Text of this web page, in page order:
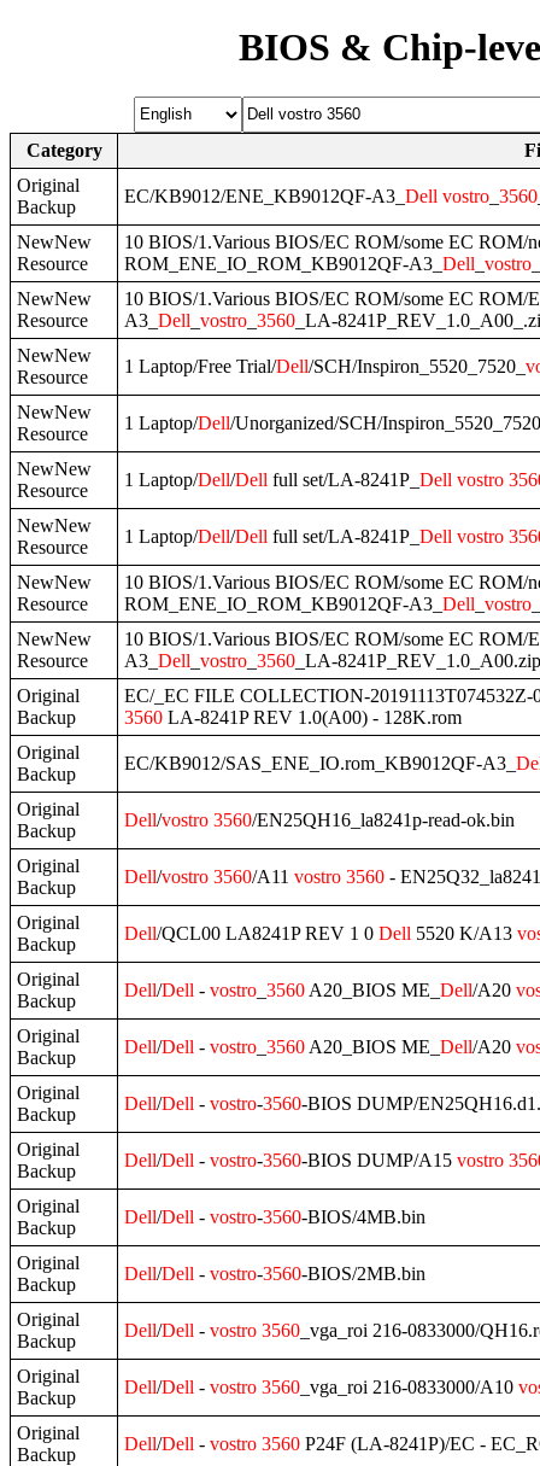
BIOS & Chip-
Category
Original
Backup
EC/KB9012/ENE_KB9012QF-A3_ Dell vostro 3560
NewNew
Resource
10 BIOS/1.Various BIOS/EC ROM/some EC
ROM_ENE_IO_ROM_KB9012QF-A3_ Dell vostro
NewNew
Resource
10 BIOS/1.Various BIOS/EC ROM/some EC
A3_ Dell vostro 3560 _LA-
NewNew
Resource
1 Laptop/Free Trial/Dell/SCH/Inspiron_5520_7520_
NewNew
Resource
1 Laptop/Dell/Unorganized/SCH/
NewNew
Resource
1 Laptop/Dell/Dell full set/LA-8241P_ Dell vostro
NewNew
Resource
1 Laptop/Dell/Dell full set/LA-8241P_ Dell vostro
NewNew
Resource
10 BIOS/1.Various BIOS/EC ROM/some EC
ROM_ENE_IO_ROM_KB9012QF-A3_ Dell vostro
NewNew
Resource
10 BIOS/1.Various BIOS/EC ROM/some EC
A3_ Dell vostro 3560 _LA-8241P_REV_1.0_A00.zip
Original
Backup
EC/_EC FILE COLLECTION-
3560 LA-8241P REV 1.0(A00) - 128K.rom
Original
Backup
EC/KB9012/SAS_ENE_IO.rom_KB9012QF-A3_
Original
Backup
Dell/vostro 3560/EN25QH16_la8241p-read-ok.bin
Original
Backup
Dell/vostro 3560/A11 vostro 3560 -
Original
Backup
Dell/QCL00 LA8241P REV 1 0 Dell 5520 K/A13
Original
Backup
Dell/Dell - vostro 3560 A20_BIOS ME_ Dell/A20
Original
Backup
Dell/Dell - vostro 3560 A20_BIOS ME_ Dell/A20
Original
Backup
Dell/Dell - vostro-3560-BIOS DUMP/
Original
Backup
Dell/Dell - vostro-3560-BIOS DUMP/A15 vostro
Original
Backup
Dell/Dell - vostro-3560-BIOS/4MB.bin
Original
Backup
Dell/Dell - vostro-3560-BIOS/2MB.bin
Original
Backup
Dell/Dell - vostro 3560 _vga_roi 216-0833000/
Original
Backup
Dell/Dell - vostro 3560 _vga_roi 216-0833000/A10
Original
Backup
Dell/Dell - vostro 3560 P24F (LA-8241P)/EC -